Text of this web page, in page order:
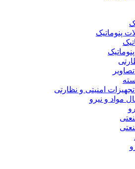
پنوماتیک
امنیتی و نظارتی
مواد و نیرو